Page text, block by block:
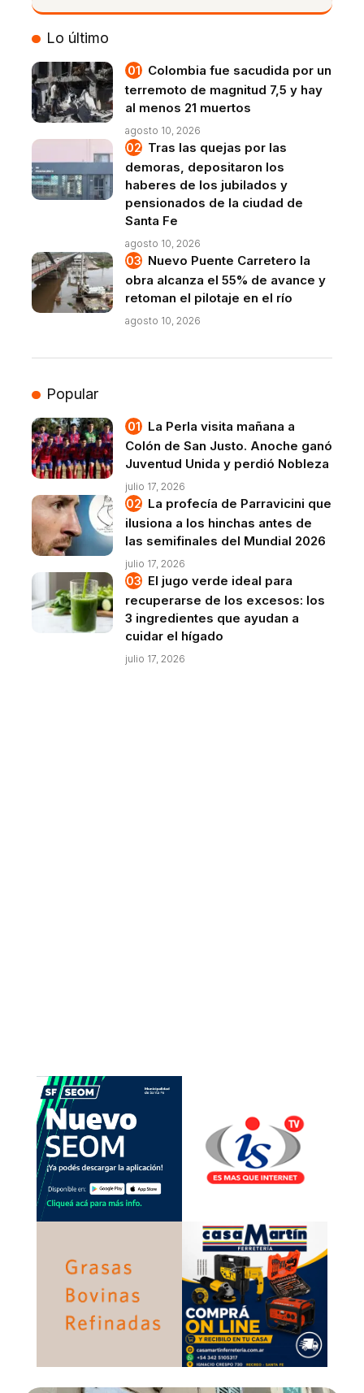
VIVO
Lo último
Colombia fue sacudida por un
terremoto de magnitud 7,5 y hay
al menos 21 muertos
agosto 10, 2026
Tras las quejas por las
demoras, depositaron los
haberes de los jubilados y
pensionados de la ciudad de
Santa Fe
agosto 10, 2026
Nuevo Puente Carretero la
obra alcanza el 55% de avance y
retoman el pilotaje en el río
agosto 10, 2026
Popular
La Perla visita mañana a
Colón de San Justo. Anoche ganó
Juventud Unida y perdió Nobleza
julio 17, 2026
La profecía de Parravicini que
ilusiona a los hinchas antes de
las semifinales del Mundial 2026
julio 17, 2026
El jugo verde ideal para
recuperarse de los excesos: los
3 ingredientes que ayudan a
cuidar el hígado
julio 17, 2026